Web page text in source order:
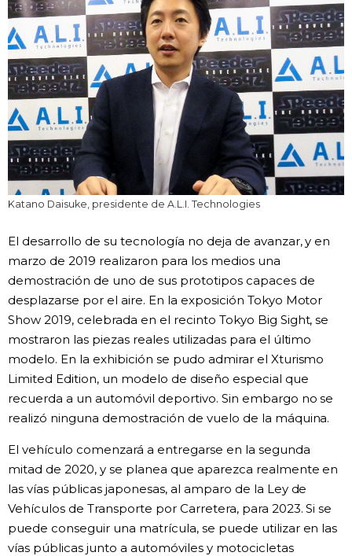
Katano Daisuke, presidente de A.L.I. Technologies
El desarrollo de su tecnología no deja de avanzar, y en
marzo de 2019 realizaron para los medios una
demostración de uno de sus prototipos capaces de
desplazarse por el aire. En la exposición Tokyo Motor
Show 2019, celebrada en el recinto Tokyo Big Sight, se
mostraron las piezas reales utilizadas para el último
modelo. En la exhibición se pudo admirar el Xturismo
Limited Edition, un modelo de diseño especial que
recuerda a un automóvil deportivo. Sin embargo no se
realizó ninguna demostración de vuelo de la máquina.
El vehículo comenzará a entregarse en la segunda
mitad de 2020, y se planea que aparezca realmente en
las vías públicas japonesas, al amparo de la Ley de
Vehículos de Transporte por Carretera, para 2023. Si se
puede conseguir una matrícula, se puede utilizar en las
vías públicas junto a automóviles y motocicletas